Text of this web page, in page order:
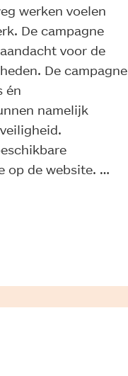
werken voelen
De campagne
voor de
De campagne
én
namelijk
op de website. …